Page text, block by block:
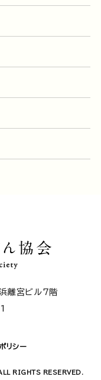
離宮ビル7階
リシー
RIGHTS RESERVED.